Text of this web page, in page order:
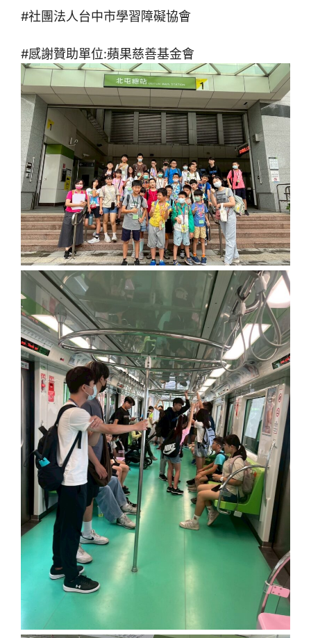
#社團法人台中市學習障礙協會
#感謝贊助單位:蘋果慈善基金會